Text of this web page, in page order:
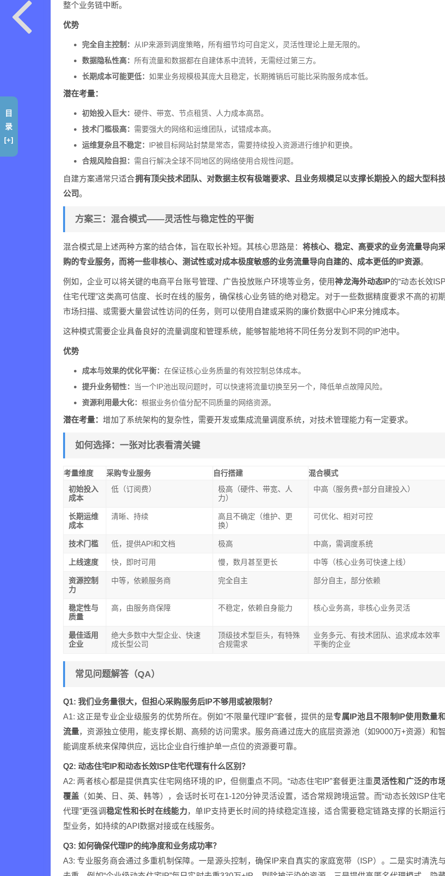
整个业务链中断。
优势
完全自主控制：
从IP来源到调度策略，所有细节均可自定义，灵活性理论上是无限的。
数据隐私性高： 所有流量和数据都在自建体系中流转，无需经过第三方。
长期成本可能更低： 如果业务规模极其庞大且稳定，长期摊销后可能比采购服务成本低。
潜在考量：
初始投入巨大： 硬件、带宽、节点租赁、人力成本高昂。
技术门槛极高： 需要强大的网络和运维团队，试错成本高。
运维复杂且不稳定： IP被目标网站封禁是常态，需要持续投入资源进行维护和更换。
合规风险自担： 需自行解决全球不同地区的网络使用合规性问题。
自建方案通常只适合拥有顶尖技术团队、对数据主权有极端要求、且业务规模足以支撑长期投入的超大型科
公司。
方案三：混合模式——灵活性与稳定性的平衡
混合模式是上述两种方案的结合体，旨在取长补短。其核心思路是： 将核心、稳定、高要求的业务流量导向
购的专业服务，而将一些非核心、测试性或对成本极度敏感的业务流量导向自建的、成本更低的IP资源。
例如，企业可以将关键的电商平台账号管理、广告投放账户环境等业务，使用神龙海外动态IP的“动态长效
住宅代理”这类高可信度、长时在线的服务，确保核心业务链的绝对稳定。对于一些数据精度要求不高的初
市场扫描、或需要大量尝试性访问的任务，则可以使用自建或采购的廉价数据中心IP来分摊成本。
这种模式需要企业具备良好的流量调度和管理系统，能够智能地将不同任务分发到不同的IP池中。
优势
成本与效果的优化平衡： 在保证核心业务质量的有效控制总体成本。
提升业务韧性：
当一个IP池出现问题时，可以快速将流量切换至另一个，降低单点故障风险。
资源利用最大化： 根据业务价值分配不同质量的网络资源。
潜在考量： 增加了系统架构的复杂性，需要开发或集成流量调度系统，对技术管理能力有一定要求。
如何选择：一张对比表看清关键
考量维度 采购专业服务 自行搭建
混合模式
初始投入
成本
低（订阅费）
极高（硬件、带宽、人
力）
中高（服务费+部分自建投入）
长期运维
成本
清晰、持续
高且不确定（维护、更
换）
可优化、相对可控
技术门槛 低，提供API和文档 极高 中高，需调度系统
上线速度 快，即时可用 慢，数月甚至更长 中等（核心业务可快速上线）
资源控制
力
中等，依赖服务商 完全自主 部分自主，部分依赖
稳定性与
质量
高，由服务商保障 不稳定，依赖自身能力 核心业务高，非核心业务灵活
最佳适用
企业
绝大多数中大型企业、快速
成长型公司
顶级技术型巨头，有特殊
合规需求
业务多元、有技术团队、追求成本效率
平衡的企业
常见问题解答（QA）
Q1: 我们业务量很大，但担心采购服务后IP不够用或被限制？
A1: 这正是专业企业级服务的优势所在。例如“不限量代理IP”套餐，提供的是专属IP池且不限制IP使用数量
流量，资源独立使用，能支撑长期、高频的访问需求。服务商通过庞大的底层资源池（如9000万+资源）和
能调度系统来保障供应，远比企业自行维护单一点位的资源要可靠。
Q2: 动态住宅IP和动态长效ISP住宅代理有什么区别？
A2: 两者核心都是提供真实住宅网络环境的IP，但侧重点不同。“动态住宅IP”套餐更注重灵活性和广泛的市
覆盖 （如美、日、英、韩等），会话时长可在1-120分钟灵活设置，适合常规跨境运营。而“动态长效ISP住
代理”更强调稳定性和长时在线能力，单IP支持更长时间的持续稳定连接，适合需要稳定链路支撑的长期运
型业务，如持续的API数据对接或在线服务。
Q3: 如何确保代理IP的纯净度和业务成功率？
A3: 专业服务商会通过多重机制保障。一是源头控制，确保IP来自真实的家庭宽带（ISP）。二是实时清洗
目
录
[+]